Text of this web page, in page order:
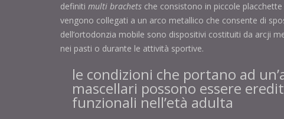
definiti multi brachets che consistono in piccole
vengono collegati a un arco metallico che consente di
dell’ortodonzia mobile sono dispositivi costituiti da arcji
nei pasti o durante le attività sportive.
le condizioni che portano ad
mascellari possono essere
funzionali nell’età adulta